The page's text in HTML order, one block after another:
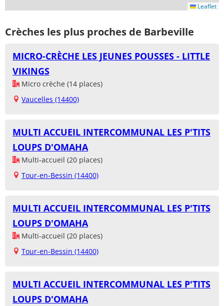
Leaflet
Crèches les plus proches de Barbeville
MICRO-CRÈCHE LES JEUNES POUSSES - LITTLE
VIKINGS
Micro crèche (14 places)
Vaucelles (14400)
MULTI ACCUEIL INTERCOMMUNAL LES P'TITS
LOUPS D'OMAHA
Multi-accueil (20 places)
Tour-en-Bessin (14400)
MULTI ACCUEIL INTERCOMMUNAL LES P'TITS
LOUPS D'OMAHA
Multi-accueil (20 places)
Tour-en-Bessin (14400)
MULTI ACCUEIL INTERCOMMUNAL LES P'TITS
LOUPS D'OMAHA